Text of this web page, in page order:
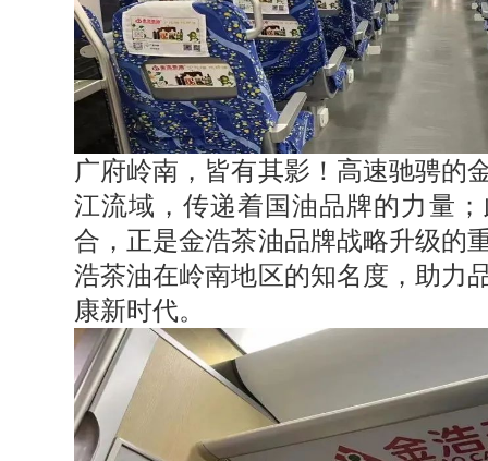
广府岭南，皆有其影！高速驰骋的
江流域，传递着国油品牌的力量
合，正是金浩茶油品牌战略升级的
浩茶油在岭南地区的知名度，助力
康新时代。